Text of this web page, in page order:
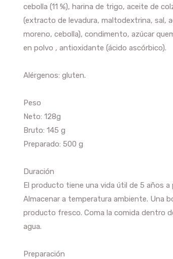
cebolla (11 %), harina de trigo, aceite de
(extracto de levadura, maltodextrina, sal,
moreno, cebolla), condimento, azúcar
en polvo , antioxidante (ácido ascórbico).
Alérgenos: gluten.
Peso
Neto: 128g
Bruto: 145 g
Preparado: 500 g
Duración
El producto tiene una vida útil de 5 años
Almacenar a temperatura ambiente. Una
producto fresco. Coma la comida dentro
agua.
Preparación